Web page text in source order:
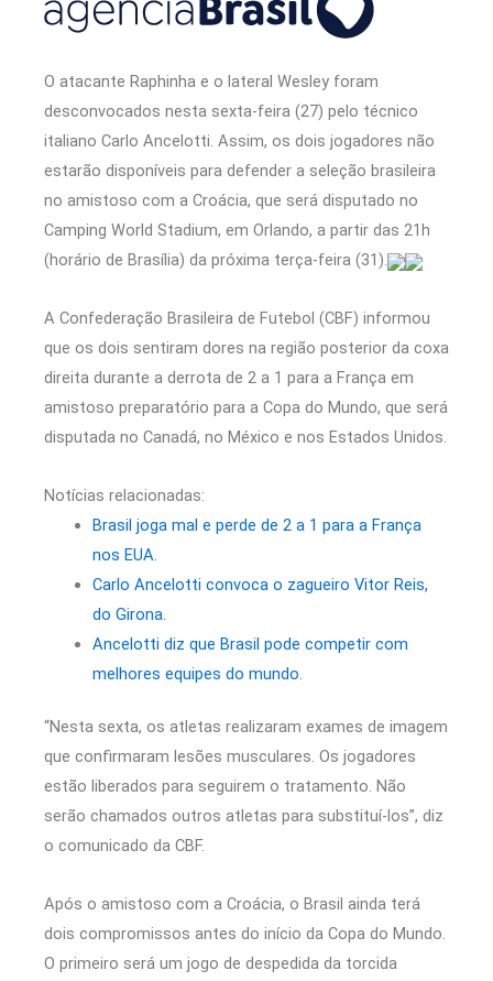
O atacante Raphinha e o lateral Wesley foram
desconvocados nesta sexta-feira (27) pelo técnico
italiano Carlo Ancelotti. Assim, os dois jogadores não
estarão disponíveis para defender a seleção brasileira
no amistoso com a Croácia, que será disputado no
Camping World Stadium, em Orlando, a partir das 21h
(horário de Brasília) da próxima terça-feira (31).
A Confederação Brasileira de Futebol (CBF) informou
que os dois sentiram dores na região posterior da coxa
direita durante a derrota de 2 a 1 para a França em
amistoso preparatório para a Copa do Mundo, que será
disputada no Canadá, no México e nos Estados Unidos.
Notícias relacionadas:
Brasil joga mal e perde de 2 a 1 para a França
nos EUA.
Carlo Ancelotti convoca o zagueiro Vitor Reis,
do Girona.
Ancelotti diz que Brasil pode competir com
melhores equipes do mundo.
“Nesta sexta, os atletas realizaram exames de imagem
que confirmaram lesões musculares. Os jogadores
estão liberados para seguirem o tratamento. Não
serão chamados outros atletas para substituí-los”, diz
o comunicado da CBF.
Após o amistoso com a Croácia, o Brasil ainda terá
dois compromissos antes do início da Copa do Mundo.
O primeiro será um jogo de despedida da torcida